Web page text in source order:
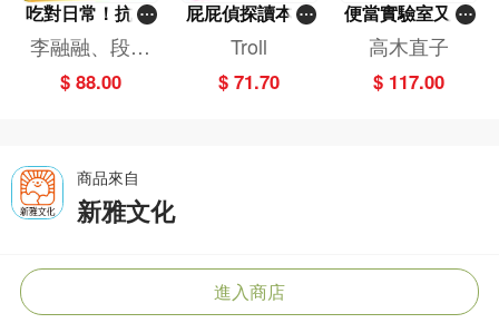
吃對日常！抗炎
減糖飲食法
李融融、段佳
麗,黃梨煜、顧
凱辰
$ 88.00
屁屁偵探讀本(1
3)－－對決！怪
篇）
Troll
$ 71.70
便當實驗室又開
張了——日日和
特別日的菜單挑
戰記
高木直子
$ 117.00
商品來自
新雅文化
進入商店